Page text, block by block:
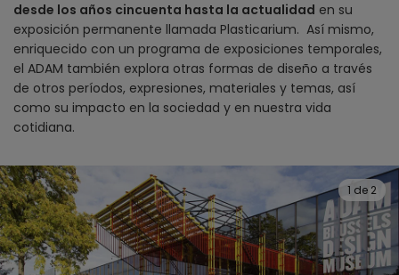
desde los años cincuenta hasta la actualidad en su
exposición permanente llamada Plasticarium. Así mismo,
enriquecido con un programa de exposiciones temporales,
el ADAM también explora otras formas de diseño a través
de otros períodos, expresiones, materiales y temas, así
como su impacto en la sociedad y en nuestra vida
cotidiana.
1 de 2